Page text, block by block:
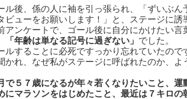
ル後、係の人に袖を引っ張られ、「ずいぶ
ビューをお願いします！」と、ステージに誘
アンケートで、ゴール後に自分にかけたい
「年齢は単なる記号に過ぎない」 でした。
ルすることに必死ですっかり忘れていたの
かれ、なぜ私がステージに呼ばれたのか、よ
で５７歳になるが年々若くなりたいこと、
にマラソンをはじめたこと、最近は７キロ